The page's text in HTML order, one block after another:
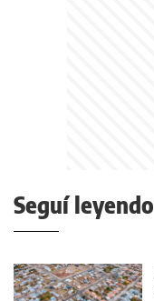
Seguí leyendo